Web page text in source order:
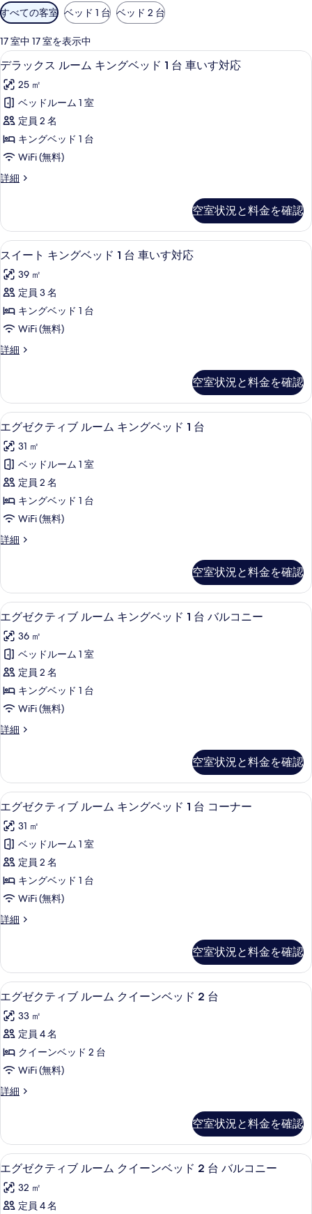
利
用
可
能
な
客
室
の
り
込
み
すべての客室 ベッド 1 台 ベッド 2 台
17 室中 17 室を表示中
デ
ラ
ッ
ク
ス
ル
ム
ン
グ
ベ
ッ
ド
1
台
車
対
応
の
す
べ
て
の
写
真
表
示
す
る
高級寝具、セーフティボックス (室
4
デラックス ルーム キングベッド 1 台 車いす対応
25 ㎡
ベッドルーム 1 室
定員 2 名
キングベッド 1 台
WiFi (無料)
詳細
デ
ス
ル
ー
キ
ン
ベ
ッ
1
す
対
応
の
詳
細
空室状況と料金を確認
ス
イ
ー
ト
キ
グ
ッ
ド
1
台
車
い
す
対
応
べ
て
の
写
真
を
表
示
す
高級寝具、セーフティボックス (室
1
スイート キングベッド 1 台 車いす対応
39 ㎡
定員 3 名
キングベッド 1 台
WiFi (無料)
詳細
ス
キ
ン
グ
ッ
ド
台
車
い
す
対
細
空室状況と料金を確認
エ
グ
ゼ
ク
テ
ィ
ル
ム
キ
ン
グ
ベ
ッ
ド
1
台
べ
て
の
写
真
を
表
示
す
高級寝具、セーフティボックス (室
3
エグゼクティブ ルーム キングベッド 1 台
31 ㎡
ベッドルーム 1 室
定員 2 名
キングベッド 1 台
WiFi (無料)
詳細
エ
テ
ィ
ブ
ー
ム
キ
ン
グ
ベ
ッ
ド
詳
細
空室状況と料金を確認
エ
グ
ゼ
ク
テ
ィ
ル
ム
キ
ン
グ
ベ
ッ
ド
1
台
コ
ニ
ー
の
す
べ
て
の
真
を
表
示
す
高級寝具、セーフティボックス (室
2
エグゼクティブ ルーム キングベッド 1 台 バルコニー
36 ㎡
ベッドルーム 1 室
定員 2 名
キングベッド 1 台
WiFi (無料)
詳細
エ
テ
ィ
ブ
ー
ム
キ
ン
グ
ベ
ッ
ド
ル
コ
ニ
の
詳
空室状況と料金を確認
エ
グ
ゼ
ク
テ
ィ
ル
ム
キ
ン
グ
ベ
ッ
ド
1
ー
ナ
ー
の
高級寝具、セーフティボックス (室
1
エグゼクティブ ルーム キングベッド 1 台 コーナー
31 ㎡
ベッドルーム 1 室
定員 2 名
キングベッド 1 台
WiFi (無料)
詳細
エ
テ
ィ
ブ
ー
ム
ン
グ
ッ
コ
ー
ナ
ー
の
詳
空室状況と料金を確認
エ
グ
ゼ
ク
テ
ブ
ー
ム
ク
イ
ー
エグゼクティブ ルーム クイーンベ
2
エグゼクティブ ルーム クイーンベッド 2 台
33 ㎡
定員 4 名
クイーンベッド 2 台
WiFi (無料)
詳細
エ
テ
ィ
ブ
ー
ム
空室状況と料金を確認
エ
グ
ゼ
高級寝具、セーフティボックス (室
1
エグゼクティブ ルーム クイーンベッド 2 台 バルコニー
32 ㎡
定員 4 名